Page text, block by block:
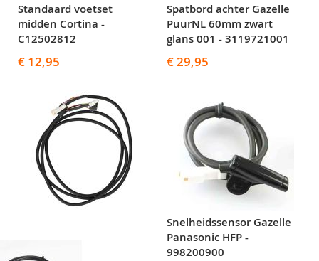
Standaard voetset
midden Cortina -
C12502812
€ 12,95
Spatbord achter Gazelle
PuurNL 60mm zwart
glans 001 - 3119721001
€ 29,95
Snelheidssensor Gazelle
Panasonic HFP -
998200900